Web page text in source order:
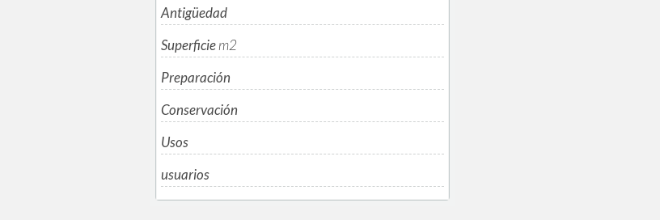
Antigüedad
Superficiem2
Preparación
Conservación
Usos
usuarios